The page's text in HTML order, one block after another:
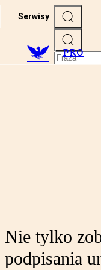
Serwisy
PRO
Nie tylko
podpisania